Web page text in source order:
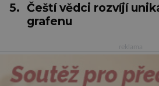
5. Čeští vědci rozvíjí
grafenu